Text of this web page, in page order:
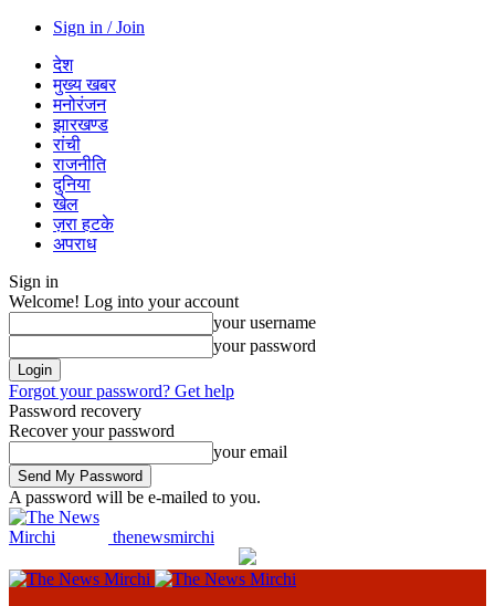
Sign in / Join
देश
मुख्य खबर
मनोरंजन
झारखण्ड
रांची
राजनीति
दुनिया
खेल
ज़रा हटके
अपराध
Sign in
Welcome! Log into your account
your username
your password
Forgot your password? Get help
Password recovery
Recover your password
your email
A password will be e-mailed to you.
thenewsmirchi